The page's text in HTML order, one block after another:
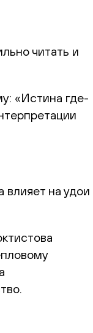
читать и
«Истина где-
влияет на удои